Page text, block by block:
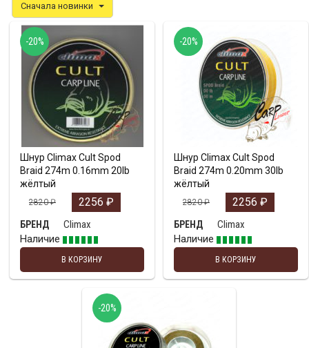
Сначала новинки
Шнур Climax Cult Spod
Braid 274m 0.16mm 20lb
жёлтый
2820₽ 2256 ₽
БРЕНД
Climax
Наличие
В КОРЗИНУ
-20%
Шнур Climax Cult Spod
Braid 274m 0.20mm 30lb
жёлтый
2820₽ 2256 ₽
БРЕНД
Climax
Наличие
В КОРЗИНУ
-20%
-20%